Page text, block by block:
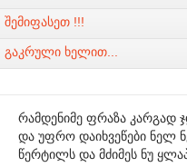
შემიფასეთ !!!
გაკრული ხელით...
რამდენიმე ფრაზა კარგად
და უფრო დაიხვეწები ნელ
წერტილს და მძიმეს ნუ